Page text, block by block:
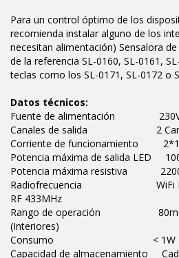
Para un control óptimo de los
recomienda instalar alguno de los
necesitan alimentación) Sensalora
de la referencia SL-0160, SL-0161,
teclas como los SL-0171, SL-0172 o
Datos técnicos:
Fuente de alimentación
Canales de salida 2
Corriente de funcionamiento
Potencia máxima de salida LED
Potencia máxima resistiva
Radiofrecuencia WiFi IEEE
RF 433MHz
Rango de operación 80m
(Interiores)
Consumo < 1W
Capacidad de almacenamiento